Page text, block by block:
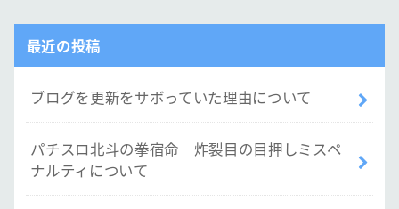
最近の投稿
ブログを更新をサボっていた理由について
パチスロ北斗の拳宿命 炸裂目の目押しミスペ
ナルティについて